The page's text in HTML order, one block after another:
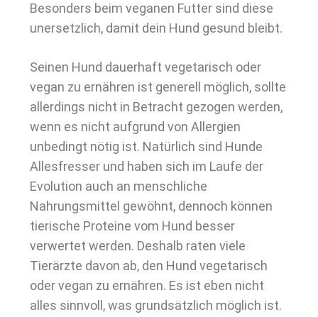
Besonders beim veganen Futter sind diese
unersetzlich, damit dein Hund gesund bleibt.
Seinen Hund dauerhaft vegetarisch oder
vegan zu ernähren ist generell möglich, sollte
allerdings nicht in Betracht gezogen werden,
wenn es nicht aufgrund von Allergien
unbedingt nötig ist. Natürlich sind Hunde
Allesfresser und haben sich im Laufe der
Evolution auch an menschliche
Nahrungsmittel gewöhnt, dennoch können
tierische Proteine vom Hund besser
verwertet werden. Deshalb raten viele
Tierärzte davon ab, den Hund vegetarisch
oder vegan zu ernähren. Es ist eben nicht
alles sinnvoll, was grundsätzlich möglich ist.